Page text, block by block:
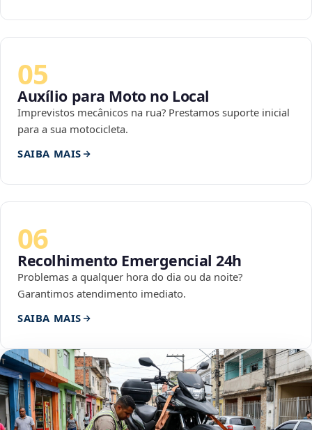
05
Auxílio para Moto no Local
Imprevistos mecânicos na rua? Prestamos suporte inicial
para a sua motocicleta.
SAIBA MAIS
06
Recolhimento Emergencial 24h
Problemas a qualquer hora do dia ou da noite?
Garantimos atendimento imediato.
SAIBA MAIS